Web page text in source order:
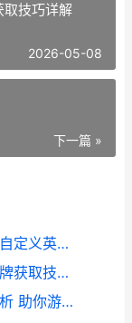
取技巧详解
2026-05-08
下一篇 »
王者荣耀动作修改攻略 深度解析如何自定义英雄动作技巧
王者荣耀如何拥有铜牌 新手攻略与铜牌获取技巧详解
王者荣耀如何提高专注力 实战技巧解析 助你游戏更上一层楼